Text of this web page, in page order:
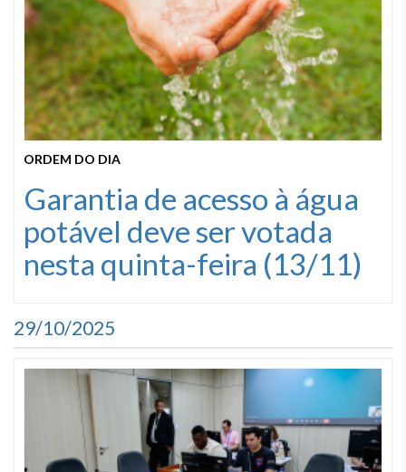
ORDEM DO DIA
Garantia de acesso à água
potável deve ser votada
nesta quinta-feira (13/11)
29/10/2025